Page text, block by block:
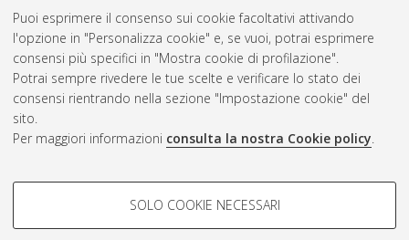
Puoi esprimere il consenso sui cookie facoltativi attivando
l'opzione in "Personalizza cookie" e, se vuoi, potrai esprimere
consensi più specifici in "Mostra cookie di profilazione".
Potrai sempre rivedere le tue scelte e verificare lo stato dei
consensi rientrando nella sezione "Impostazione cookie" del
sito.
Per maggiori informazioni consulta la nostra Cookie policy.
COOKIE DI PROFILAZIONE -
SOLO COOKIE NECESSARI
Atom
Rss 1.0
Rss 2.0
AMS Laurea
Impostazioni Cookie
Informativa sulla privacy
Condizioni d’uso del sito